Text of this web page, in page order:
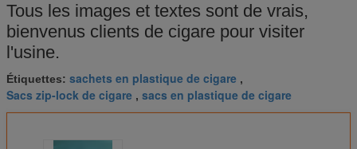
Tous les images et textes sont de vrais,
bienvenus clients de cigare pour visiter
l'usine.
Étiquettes: sachets en plastique de cigare ,
Sacs zip-lock de cigare , sacs en plastique de cigare